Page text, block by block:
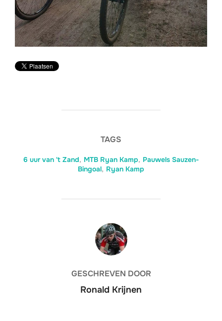
TAGS
6 uur van 't Zand, MTB Ryan Kamp, Pauwels Sauzen-
Bingoal, Ryan Kamp
BERICHTAUTEUR
GESCHREVEN DOOR
Ronald Krijnen